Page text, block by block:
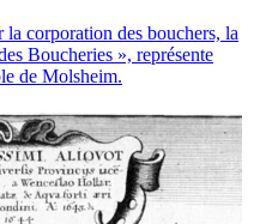
corporation des bouchers, la
Boucheries », représente
de Molsheim.